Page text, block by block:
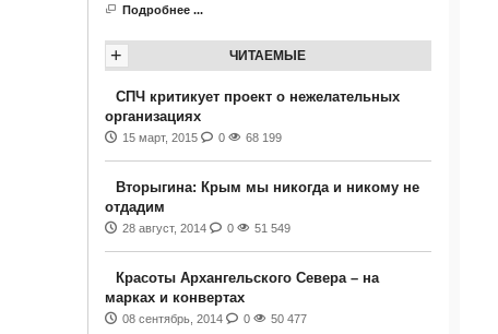
Подробнее ...
ЧИТАЕМЫЕ
+
СПЧ критикует проект о нежелательных
организациях
15 март, 2015 0 68 199
Вторыгина: Крым мы никогда и никому не
отдадим
28 август, 2014 0 51 549
Красоты Архангельского Севера – на
марках и конвертах
08 сентябрь, 2014 0 50 477